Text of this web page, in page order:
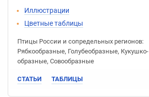
Иллюстрации
Цветные таблицы
Птицы России и сопредельных регионов:
Рябко­образные, Голубе­образные, Кукушко­
образные, Сово­образные
СТАТЬИ ТАБЛИЦЫ